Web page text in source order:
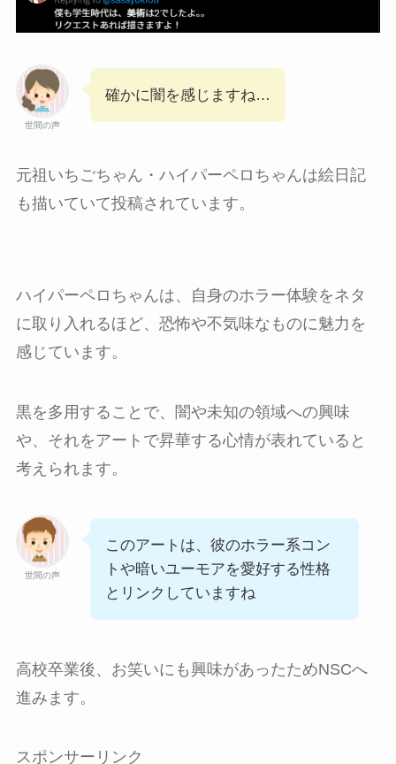
世間の声
確かに闇を感じますね…
元祖いちごちゃん・ハイパーペロちゃんは絵日記
も描いていて投稿されています。
ハイパーペロちゃんは、自身のホラー体験をネタ
に取り入れるほど、恐怖や不気味なものに魅力を
感じています。
黒を多用することで、闇や未知の領域への興味
や、それをアートで昇華する心情が表れていると
考えられます。
世間の声
このアートは、彼のホラー系コン
トや暗いユーモアを愛好する性格
とリンクしていますね
高校卒業後、お笑いにも興味があったためNSCへ
進みます。
スポンサーリンク